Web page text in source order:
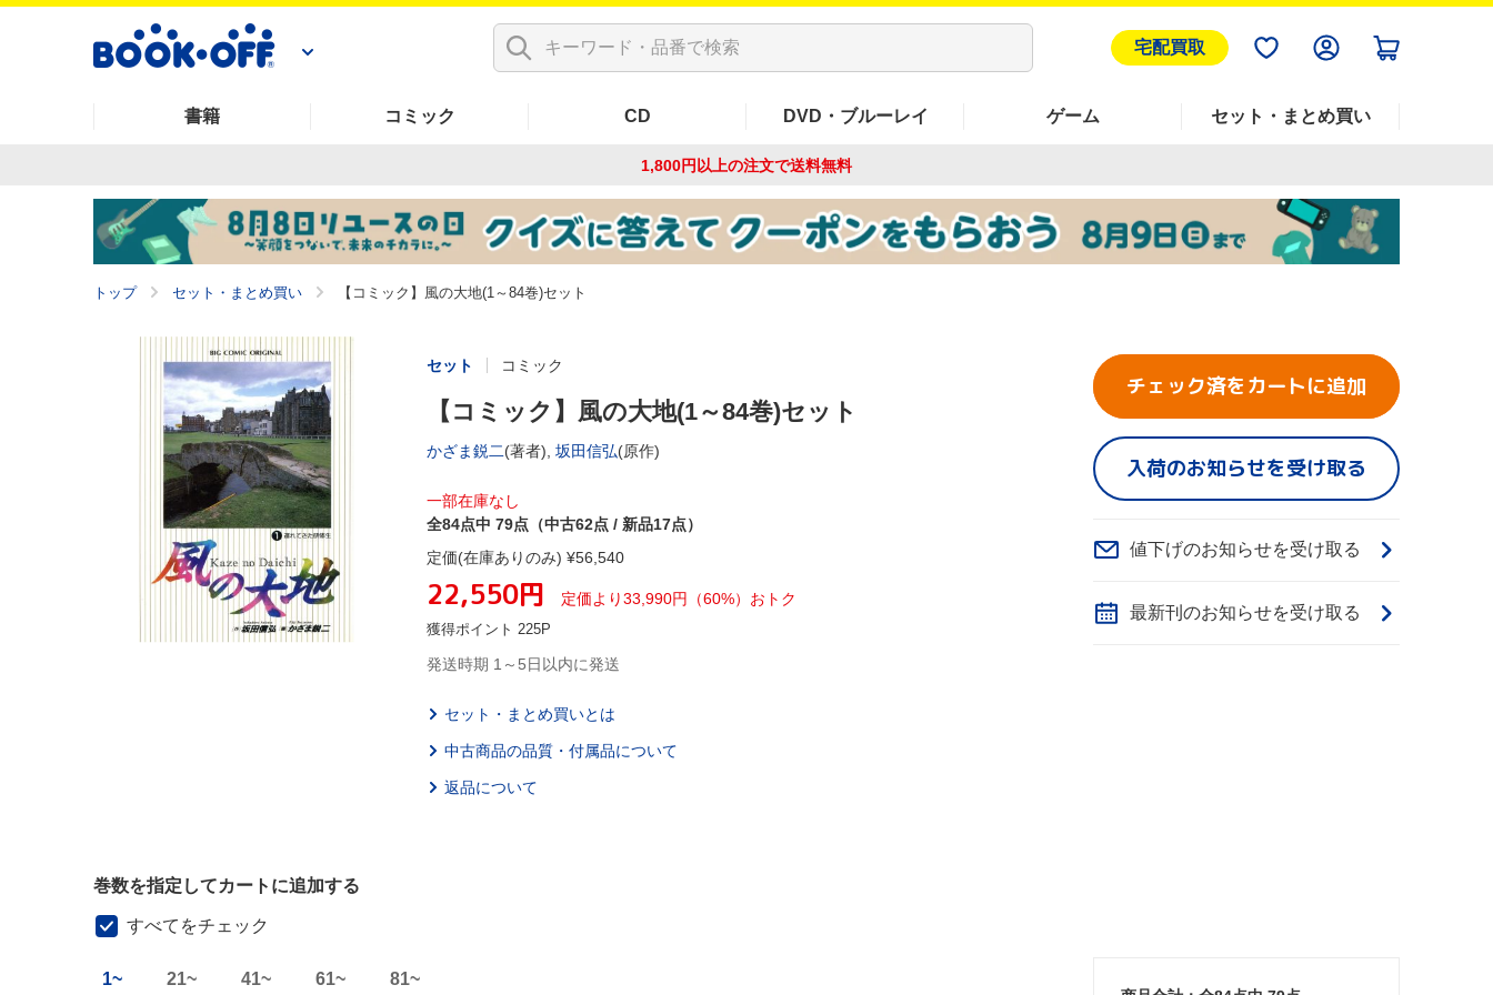
宅配買取
書籍 コミック CD DVD・ブルーレイ ゲーム セット・まとめ買い
1,800円以上の注文で送料無料
トップ セット・まとめ買い 【コミック】風の大地(1～84巻)セット
セット コミック
【コミック】風の大地(1～84巻)セット
かざま鋭二(著者), 坂田信弘(原作)
一部在庫なし
全84点中 79点（中古62点 / 新品17点）
定価(在庫ありのみ) ¥56,540
22,550円 定価より33,990円 （60%） おトク
獲得ポイント 225P
発送時期 1～5日以内に発送
セット・まとめ買いとは
中古商品の品質・付属品について
返品について
チェック済をカートに追加
入荷のお知らせを受け取る
値下げのお知らせを受け取る
最新刊のお知らせを受け取る
巻数を指定してカートに追加する
すべてをチェック
1~ 21~ 41~ 61~ 81~